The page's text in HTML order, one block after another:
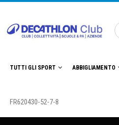
TUTTI GLI SPORT ABBIGLIAMENTO
FR620430-52-7-8